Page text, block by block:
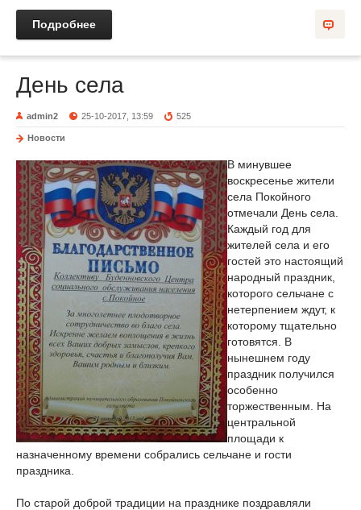
Подробнее
День села
admin2 25-10-2017, 13:59 525
Новости
В минувшее
воскресенье жители
села Покойного
отмечали День села.
Каждый год для
жителей села и его
гостей это настоящий
народный праздник,
которого сельчане с
нетерпением ждут, к
которому тщательно
готовятся. В
нынешнем году
праздник получился
особенно
торжественным. На
центральной
площади к
назначенному времени собрались сельчане и гости
праздника.
По старой доброй традиции на празднике поздравляли